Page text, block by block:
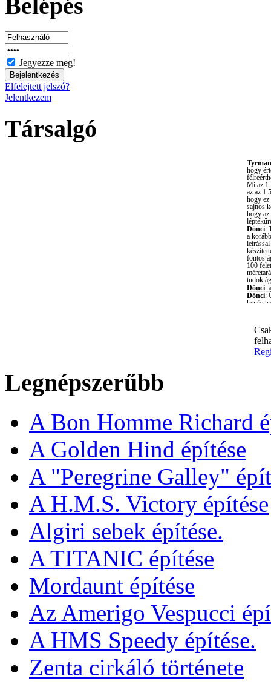
Belépés
Jegyezze meg!
Elfelejtett jelszó?
Jelentkezem
Társalgó
Legnépszerűbb
A Bon Homme Richard
A Golden Hind építése
A "Peregrine Galley"
A H.M.S. Victory építése
Algiri sebek építése.
A TITANIC építése
Mordaunt építése
Az Amerigo Vespucci
A HMS Speedy építése.
Zenta cirkáló története